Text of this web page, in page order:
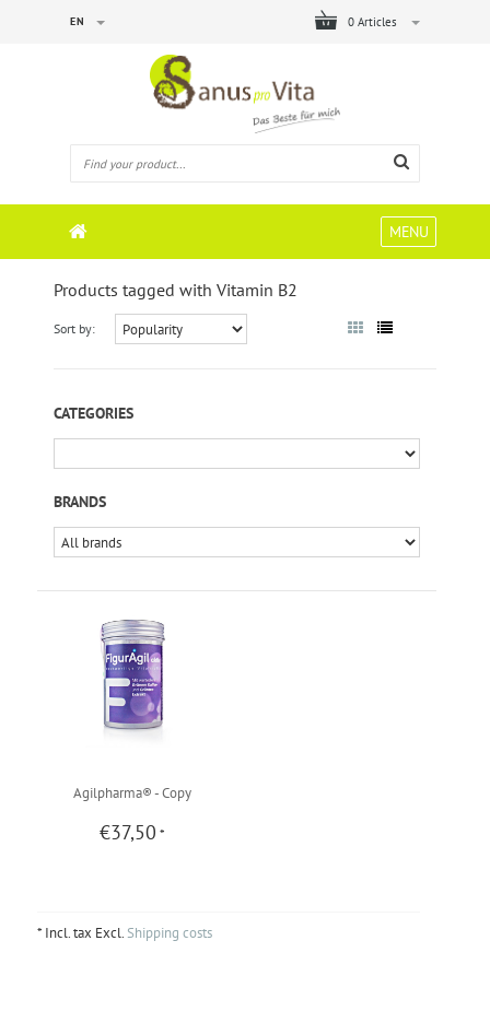
0 Articles
EN
MENU
Products tagged with Vitamin B2
Sort by:
CATEGORIES
BRANDS
Agilpharma® - Copy
€37,50 *
* Incl. tax Excl.Shipping costs